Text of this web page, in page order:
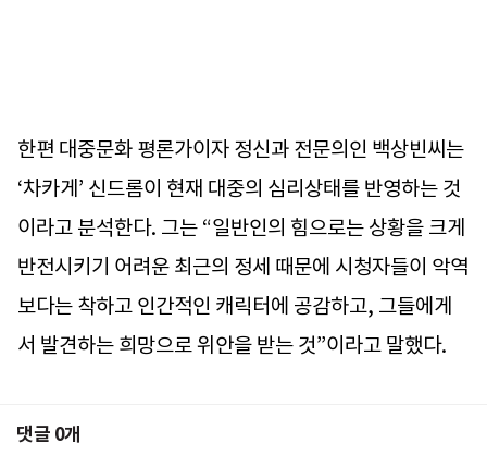
한편 대중문화 평론가이자 정신과 전문의인 백상빈씨는
‘차카게’ 신드롬이 현재 대중의 심리상태를 반영하는 것
이라고 분석한다. 그는 “일반인의 힘으로는 상황을 크게
반전시키기 어려운 최근의 정세 때문에 시청자들이 악역
보다는 착하고 인간적인 캐릭터에 공감하고, 그들에게
서 발견하는 희망으로 위안을 받는 것”이라고 말했다.
댓글 0개